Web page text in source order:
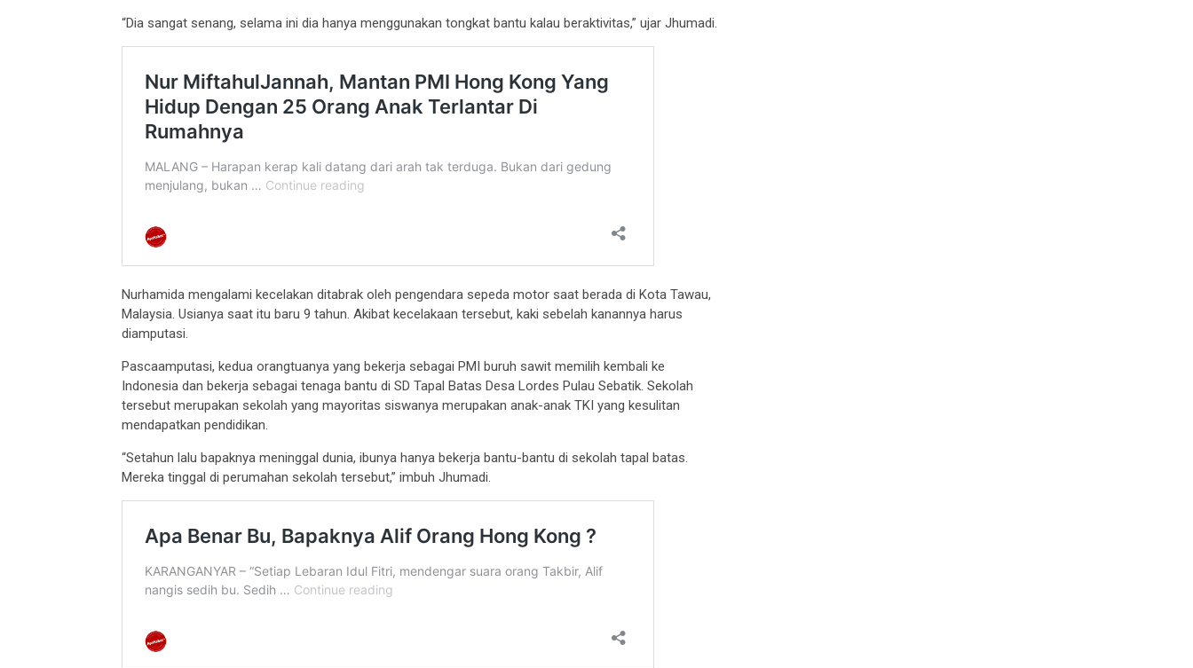
“Dia sangat senang, selama ini dia hanya menggunakan tongkat bantu kalau beraktivitas,” ujar Jhumadi.
Nurhamida mengalami kecelakan ditabrak oleh pengendara sepeda motor saat berada di Kota Tawau,
Malaysia. Usianya saat itu baru 9 tahun. Akibat kecelakaan tersebut, kaki sebelah kanannya harus
diamputasi.
Pascaamputasi, kedua orangtuanya yang bekerja sebagai PMI buruh sawit memilih kembali ke
Indonesia dan bekerja sebagai tenaga bantu di SD Tapal Batas Desa Lordes Pulau Sebatik. Sekolah
tersebut merupakan sekolah yang mayoritas siswanya merupakan anak-anak TKI yang kesulitan
mendapatkan pendidikan.
“Setahun lalu bapaknya meninggal dunia, ibunya hanya bekerja bantu-bantu di sekolah tapal batas.
Mereka tinggal di perumahan sekolah tersebut,” imbuh Jhumadi.